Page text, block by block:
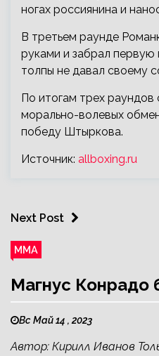
ногах россиянина и
В третьем раунде
руками и забрал первую
толпы не давал своему
По итогам трех раундов
морально-волевых
победу Штыркова.
Источник: allboxing.ru
Next Post
ММА
Магнус
Вс Май 14 , 2023
Автор: Кирилл Иванов